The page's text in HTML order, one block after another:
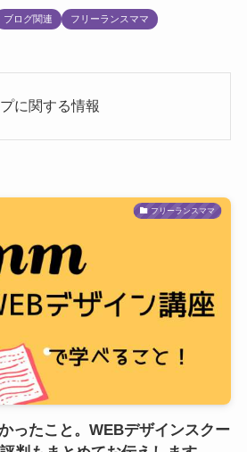
ブログ関連 フリーランスママ
に関する情報
フリーランスママ
ったこと。WEBデザインスクー